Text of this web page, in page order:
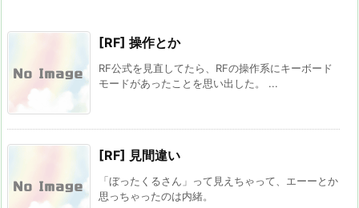
[RF] 操作とか
RF公式を見直してたら、RFの操作系にキーボード
モードがあったことを思い出した。 ...
[RF] 見間違い
「ぼったくるさん」って見えちゃって、エーーとか
思っちゃったのは内緒。